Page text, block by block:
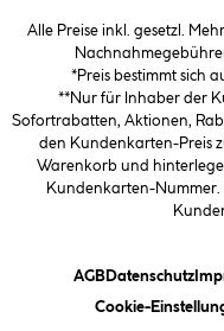
Alle Preise inkl. gesetzl.
*Preis bestimmt sich
**Nur für Inhaber der
Sofortrabatten, Aktionen,
den Kundenkarten-Preis
Warenkorb und
Kundenkarten-
AGB(öffnet ein
Datenschutz
Cookie-